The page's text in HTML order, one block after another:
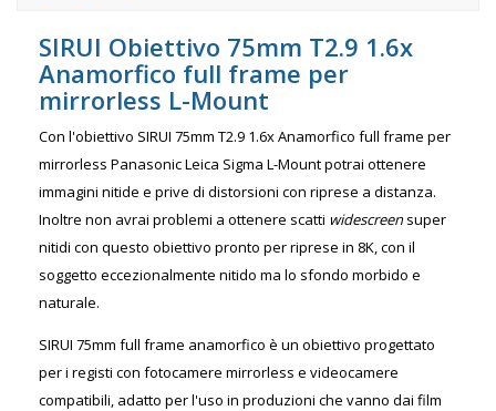
SIRUI Obiettivo 75mm T2.9 1.6x
Anamorfico full frame per
mirrorless L-Mount
Con l'obiettivo SIRUI 75mm T2.9 1.6x Anamorfico full frame per
mirrorless Panasonic Leica Sigma L-Mount potrai ottenere
immagini nitide e prive di distorsioni con riprese a distanza.
Inoltre non avrai problemi a ottenere scatti widescreensuper
nitidi con questo obiettivo pronto per riprese in 8K, con il
soggetto eccezionalmente nitido ma lo sfondo morbido e
naturale.
SIRUI 75mm full frame anamorfico è un obiettivo progettato
per i registi con fotocamere mirrorless e videocamere
compatibili, adatto per l'uso in produzioni che vanno dai film